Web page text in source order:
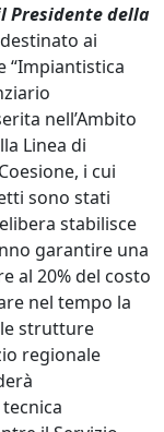
Presidente della
ai
“Impiantistica
nell’Ambito
Linea di
i cui
sono stati
stabilisce
garantire una
al 20% del costo
nel tempo la
strutture
regionale